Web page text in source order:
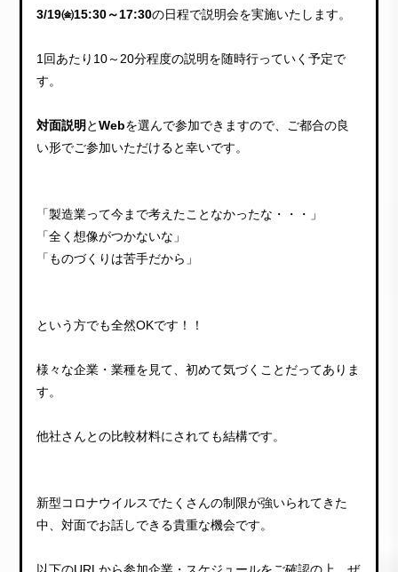
3/19㈮15:30～17:30の日程で説明会を実施いたします。
1回あたり10～20分程度の説明を随時行っていく予定で
す。
対面説明 とWebを選んで参加できますので、ご都合の良
い形でご参加いただけると幸いです。
「製造業って今まで考えたことなかったな・・・」
「全く想像がつかないな」
「ものづくりは苦手だから」
という方でも全然OKです！！
様々な企業・業種を見て、初めて気づくことだってありま
す。
他社さんとの比較材料にされても結構です。
新型コロナウイルスでたくさんの制限が強いられてきた
中、対面でお話しできる貴重な機会です。